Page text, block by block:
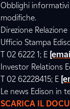
Obblighi informativi
modifiche.
Direzione
Ufficio Stampa
T 02 6222 1; E
Investor Relations
T 02 62228415; E
Le news Edison in
SCARICA IL